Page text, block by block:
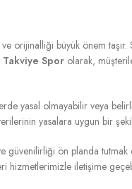
orijinalliği büyük önem
Takviye Spor olarak,
yasal olmayabilir veya
yasalara uygun bir
güvenilirliği ön planda
hizmetlerimizle iletişime